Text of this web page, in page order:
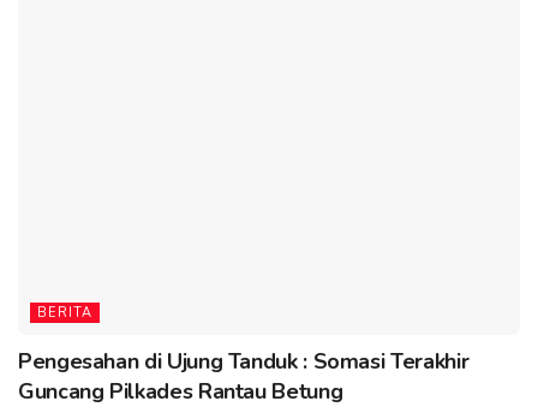
BERITA
Pengesahan di Ujung Tanduk : Somasi Terakhir
Guncang Pilkades Rantau Betung